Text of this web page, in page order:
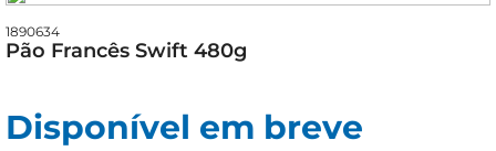
1890634
Pão Francês Swift 480g
Disponível em breve
queijo
azeite